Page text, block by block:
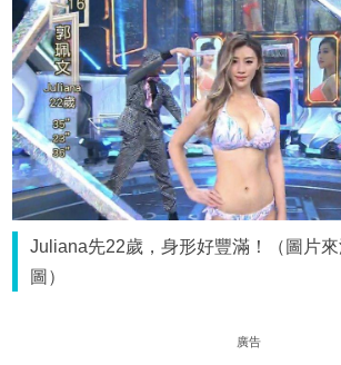
Juliana先22歲，身形好豐滿！（圖片
圖）
廣告